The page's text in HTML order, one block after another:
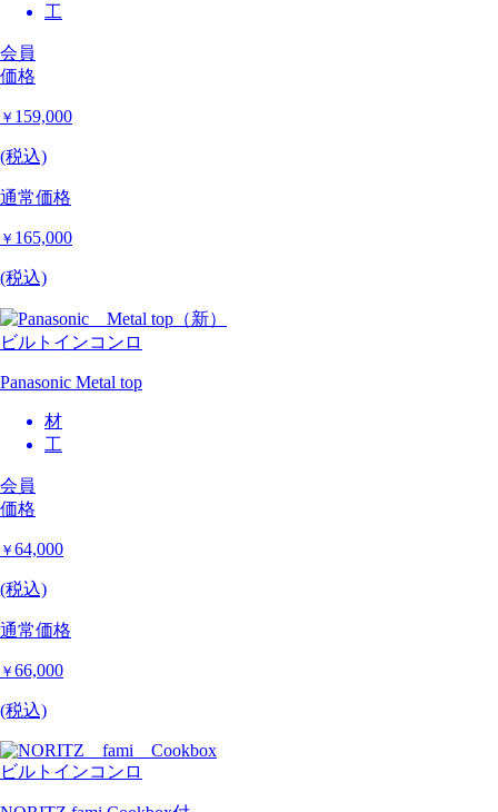
工
会員
価格
￥ 159,000
(税込)
通常価格
￥ 165,000
(税込)
ビルトインコンロ
Panasonic Metal top
材
工
会員
価格
￥ 64,000
(税込)
通常価格
￥ 66,000
(税込)
ビルトインコンロ